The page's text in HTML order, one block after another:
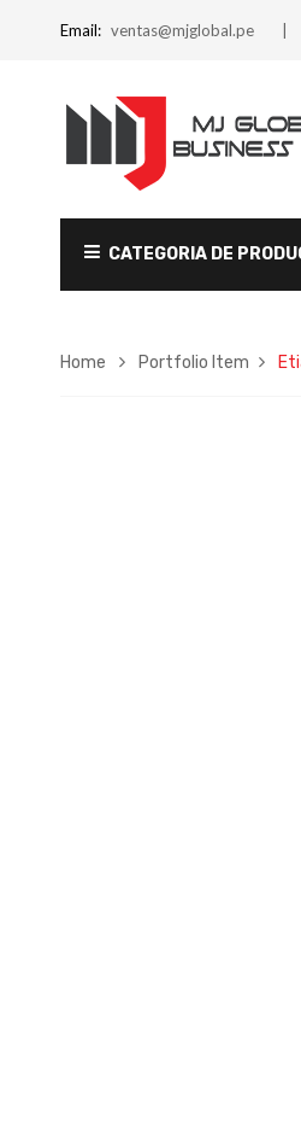
Email: ventas@mjglobal.pe
CATEGORIA DE
Home Portfolio Item